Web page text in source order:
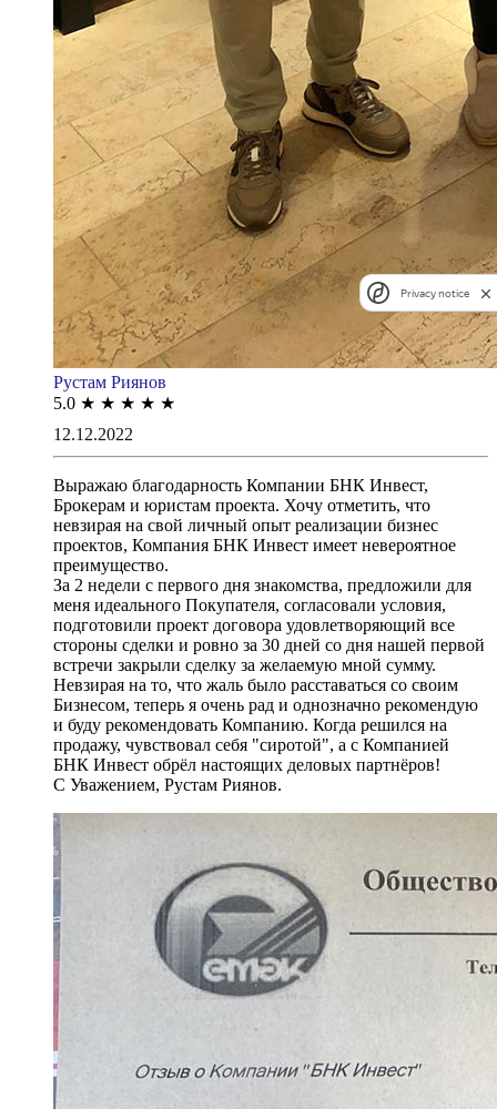
Рустам Риянов
5.0 ★ ★ ★ ★ ★
12.12.2022
Выражаю благодарность Компании БНК Инвест,
Брокерам и юристам проекта. Хочу отметить, что
невзирая на свой личный опыт реализации бизнес
проектов, Компания БНК Инвест имеет невероятное
преимущество.
За 2 недели с первого дня знакомства, предложили для
меня идеального Покупателя, согласовали условия,
подготовили проект договора удовлетворяющий все
стороны сделки и ровно за 30 дней со дня нашей первой
встречи закрыли сделку за желаемую мной сумму.
Невзирая на то, что жаль было расставаться со своим
Бизнесом, теперь я очень рад и однозначно рекомендую
и буду рекомендовать Компанию. Когда решился на
продажу, чувствовал себя "сиротой", а с Компанией
БНК Инвест обрёл настоящих деловых партнёров!
С Уважением, Рустам Риянов.
Privacy notice